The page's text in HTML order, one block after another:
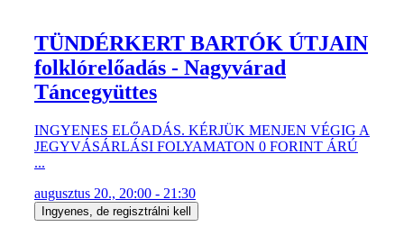
TÜNDÉRKERT BARTÓK ÚTJAIN
folklórelőadás - Nagyvárad
Táncegyüttes
INGYENES ELŐADÁS. KÉRJÜK MENJEN VÉGIG A
JEGYVÁSÁRLÁSI FOLYAMATON 0 FORINT ÁRÚ
...
augusztus 20., 20:00 - 21:30
Ingyenes, de regisztrálni kell